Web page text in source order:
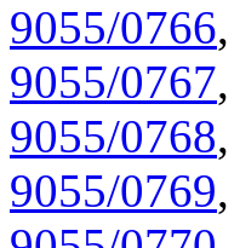
9055/0766,
9055/0767,
9055/0768,
9055/0769,